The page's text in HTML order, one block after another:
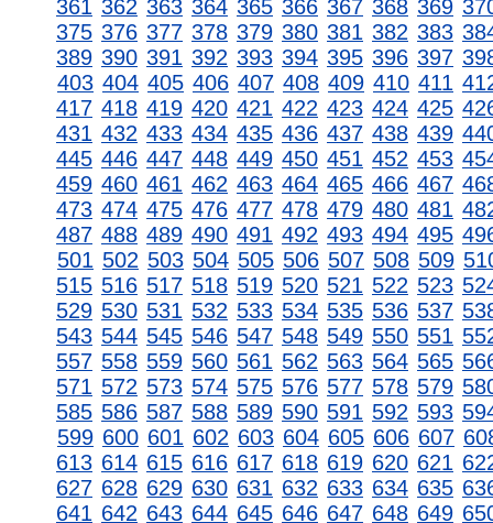
361 362 363 364 365 366 367 368 369
375 376 377 378 379 380 381 382 383
389 390 391 392 393 394 395 396 397
403 404 405 406 407 408 409 410 411
417 418 419 420 421 422 423 424 425
431 432 433 434 435 436 437 438 439
445 446 447 448 449 450 451 452 453
459 460 461 462 463 464 465 466 467
473 474 475 476 477 478 479 480 481
487 488 489 490 491 492 493 494 495
501 502 503 504 505 506 507 508 509
515 516 517 518 519 520 521 522 523
529 530 531 532 533 534 535 536 537
543 544 545 546 547 548 549 550 551
557 558 559 560 561 562 563 564 565
571 572 573 574 575 576 577 578 579
585 586 587 588 589 590 591 592 593
599 600 601 602 603 604 605 606 607
613 614 615 616 617 618 619 620 621
627 628 629 630 631 632 633 634 635
641 642 643 644 645 646 647 648 649